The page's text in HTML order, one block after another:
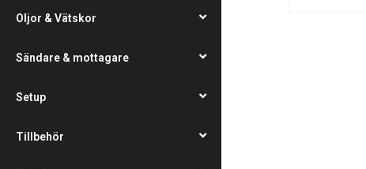
Oljor & Vätskor
Sändare & mottagare
Setup
Tillbehör